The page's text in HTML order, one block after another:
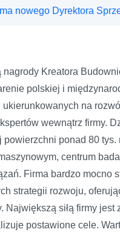
nowego Dyrektora
Kreatora
polskiej i
ukierunkowanych na
wewnątrz firmy.
powierzchni ponad 80
centrum
Firma bardzo mocno
strategii rozwoju,
Największą siłą firmy
postawione cele.